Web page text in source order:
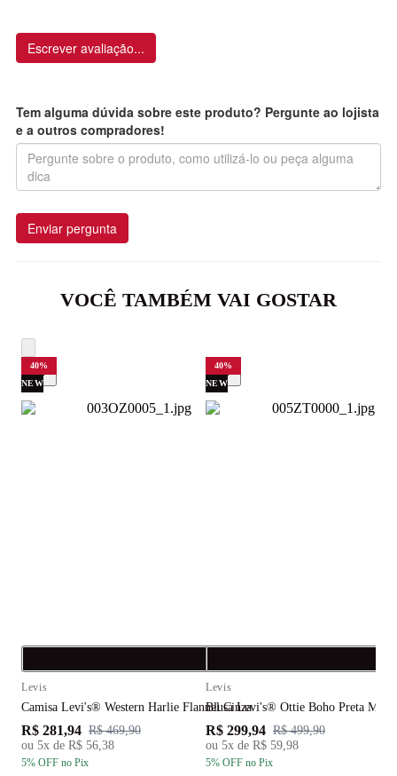
Escrever avaliação...
Tem alguma dúvida sobre este produto? Pergunte ao lojista
e a outros compradores!
Enviar pergunta
VOCÊ TAMBÉM VAI GOSTAR
40%
NEW
Levis
Camisa Levi's® Western Harlie Flannel Cinza
R$ 281,94 R$ 469,90
ou 5x de R$ 56,38
5% OFF no Pix
40%
NEW
Levis
Blusa Levi's® Ottie Boho Preta
R$ 299,94 R$ 499,90
ou 5x de R$ 59,98
5% OFF no Pix